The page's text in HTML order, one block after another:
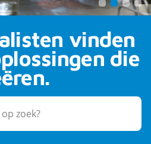
vinden
die